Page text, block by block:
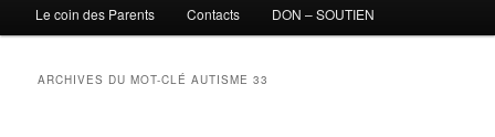
Le coin des Parents Contacts DON – SOUTIEN
ARCHIVES DU MOT-CLÉAUTISME 33